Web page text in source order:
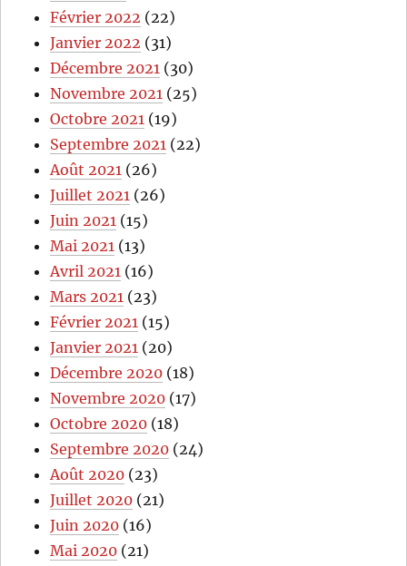
Février 2022 (22)
Janvier 2022 (31)
Décembre 2021 (30)
Novembre 2021 (25)
Octobre 2021 (19)
Septembre 2021 (22)
Août 2021 (26)
Juillet 2021 (26)
Juin 2021 (15)
Mai 2021 (13)
Avril 2021 (16)
Mars 2021 (23)
Février 2021 (15)
Janvier 2021 (20)
Décembre 2020 (18)
Novembre 2020 (17)
Octobre 2020 (18)
Septembre 2020 (24)
Août 2020 (23)
Juillet 2020 (21)
Juin 2020 (16)
Mai 2020 (21)